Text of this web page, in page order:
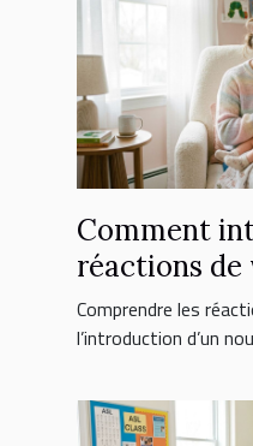
Comment
réactions de
nouveau lait
Comprendre les
l’introduction d’un